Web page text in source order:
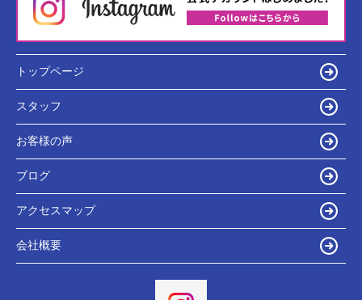
トップページ
スタッフ
お客様の声
ブログ
アクセスマップ
会社概要